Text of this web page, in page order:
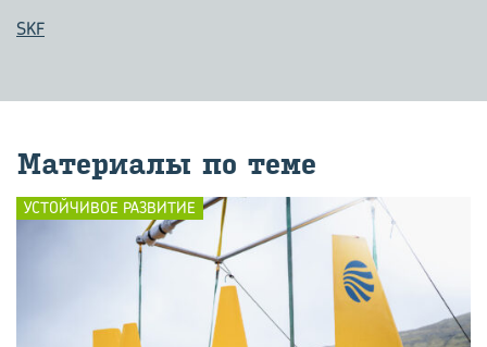
SKF
Ма­те­ри­а­лы по теме
УСТОЙЧИВОЕ РАЗВИТИЕ